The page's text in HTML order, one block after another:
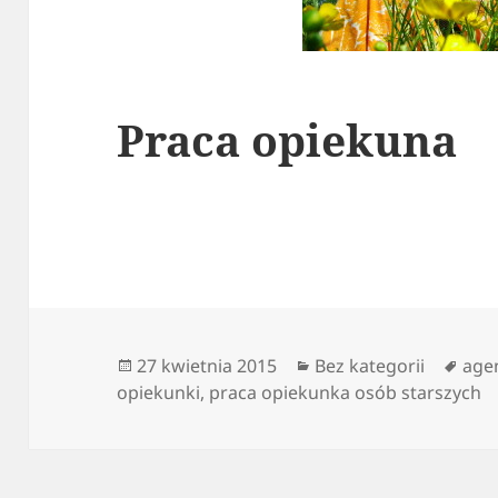
Praca opiekuna
Data
publikacji
27 kwietnia 2015 Kategorie
Bez kategorii Tagi
opiekunki, praca opiekunka osób starszych